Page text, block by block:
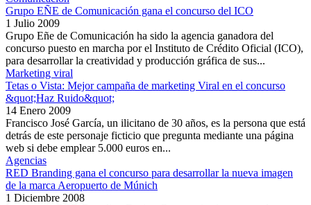
Grupo EÑE de Comunicación gana el concurso del ICO
1 Julio 2009
Grupo Eñe de Comunicación ha sido la agencia ganadora del
concurso puesto en marcha por el Instituto de Crédito Oficial (ICO),
para desarrollar la creatividad y producción gráfica de sus...
Marketing viral
Tetas o Vista: Mejor campaña de marketing Viral en el concurso
&quot;Haz Ruido&quot;
14 Enero 2009
Francisco José García, un ilicitano de 30 años, es la persona que está
detrás de este personaje ficticio que pregunta mediante una página
web si debe emplear 5.000 euros en...
Agencias
RED Branding gana el concurso para desarrollar la nueva imagen
de la marca Aeropuerto de Múnich
1 Diciembre 2008